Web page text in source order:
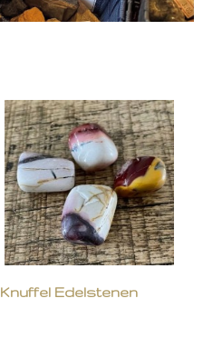
Knuffel Edelstenen